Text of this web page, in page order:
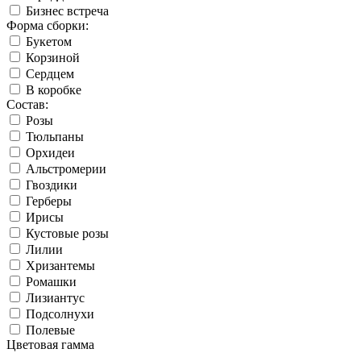
Бизнес встреча
Форма сборки:
Букетом
Корзиной
Сердцем
В коробке
Состав:
Розы
Тюльпаны
Орхидеи
Альстромерии
Гвоздики
Герберы
Ирисы
Кустовые розы
Лилии
Хризантемы
Ромашки
Лизиантус
Подсолнухи
Полевые
Цветовая гамма